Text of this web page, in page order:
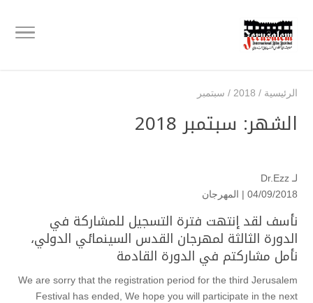
الرئيسية /
2018
/ سبتمبر
الشهر: سبتمبر 2018
لـ Dr.Ezz
04/09/2018 |
المهرجان
نأسف لقد إنتهت فترة التسجيل للمشاركة في
الدورة الثالثة لمهرجان القدس السينمائي الدولي،
نأمل مشاركتم في الدورة القادمة
We are sorry that the registration period for the third Jerusalem
Festival has ended, We hope you will participate in the next